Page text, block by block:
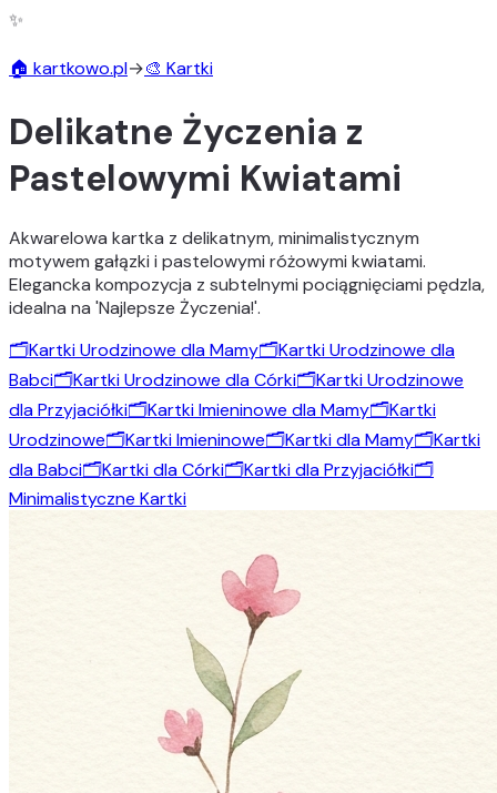
✨
🏠 kartkowo.pl→🎨 Kartki
Delikatne Życzenia z
Pastelowymi Kwiatami
Akwarelowa kartka z delikatnym, minimalistycznym
motywem gałązki i pastelowymi różowymi kwiatami.
Elegancka kompozycja z subtelnymi pociągnięciami pędzla,
idealna na 'Najlepsze Życzenia!'.
🗂️Kartki Urodzinowe dla Mamy🗂️Kartki Urodzinowe dla
Babci🗂️Kartki Urodzinowe dla Córki🗂️Kartki Urodzinowe
dla Przyjaciółki🗂️Kartki Imieninowe dla Mamy🗂️Kartki
Urodzinowe🗂️Kartki Imieninowe🗂️Kartki dla Mamy🗂️Kartki
dla Babci🗂️Kartki dla Córki🗂️Kartki dla Przyjaciółki🗂️
Minimalistyczne Kartki